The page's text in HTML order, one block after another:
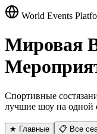
World Events
Мировая
Спортивные
лучшие шоу на одной
★ Главные 📋 Все